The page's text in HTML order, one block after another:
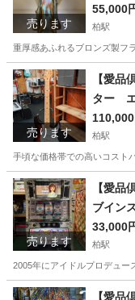
売ります
55,000
柏駅
重厚感あふれるブロンズ製フ
千葉 柏市 柏駅
売ります
【愛
ター
110,000
柏駅
手頃な価格帯での高いコスト
千葉 柏市 柏駅
売ります
【愛品
ブイン
33,000
柏駅
2005年にアイドルプロデュー
千葉 柏市 柏駅
【愛品